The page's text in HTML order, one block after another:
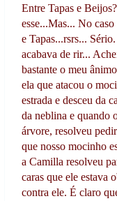
Entre Tapas e
esse...Mas... No
e Tapas...rsrs...
acabava de rir...
bastante o meu
ela que atacou o
estrada e desceu da
da neblina e quando
árvore, resolveu
que nosso mocinho
a Camilla resolveu
caras que ele estava
contra ele. É claro